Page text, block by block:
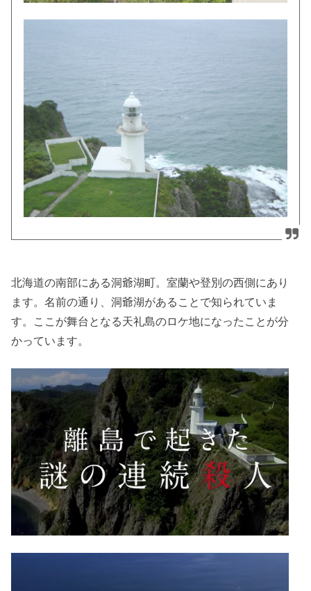
北海道の南部にある洞爺湖町。室蘭や登別の西側にあり
ます。名前の通り、洞爺湖があることで知られていま
す。ここが舞台となる天礼島のロケ地になったことが分
かっています。